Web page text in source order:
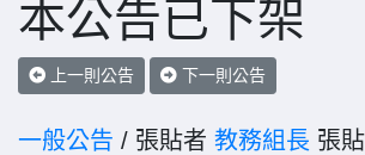
本公告已下架
上一則公告 下一則公告
一般公告 / 張貼者 教務組長 張